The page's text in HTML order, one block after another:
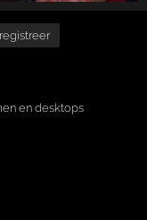
registreer
en desktops